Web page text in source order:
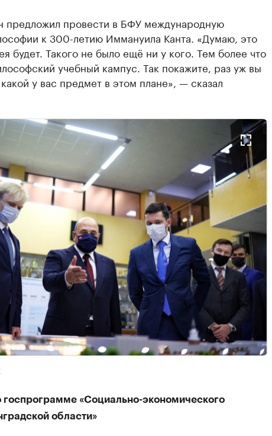
предложил провести в БФУ международную
к 300-летию Иммануила Канта. «Думаю, это
будет. Такого не было ещё ни у кого. Тем более что
учебный кампус. Так покажите, раз уж вы
у вас предмет в этом плане», — сказал
госпрограмме «Социально-экономического
области»